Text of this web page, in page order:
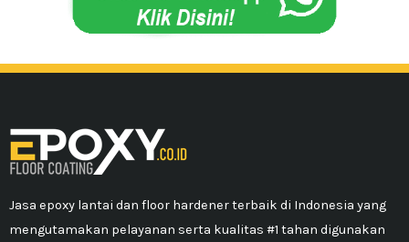
Jasa epoxy lantai dan floor hardener terbaik di Indonesia yang
mengutamakan pelayanan serta kualitas #1 tahan digunakan